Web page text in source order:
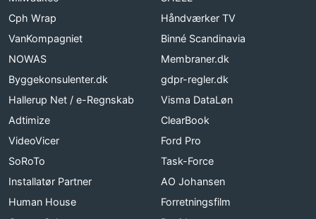
Cph Wrap
Håndværker TV
VanKompagniet
Binné Scandinavia
NOWAS
Membraner.dk
Byggekonsulenter.dk
gdpr-regler.dk
Hallerup Net / e-Regnskab
Visma DataLøn
Adtimize
ClearBook
VideoVicer
Ford Pro
SoRoTo
Task-Force
Installatør Partner
AO Johansen
Human House
Forretningsfilm